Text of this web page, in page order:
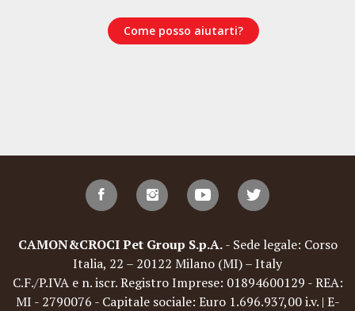
Come posso aiutarti?
CAMON&CROCI Pet Group S.p.A.- Sede legale: Corso
Italia, 22 – 20122 Milano (MI) – Italy
C.F./P.IVA e n. iscr. Registro Imprese: 01894600129 - REA:
MI - 2790076 - Capitale sociale: Euro 1.696.937,00 i.v. | E-